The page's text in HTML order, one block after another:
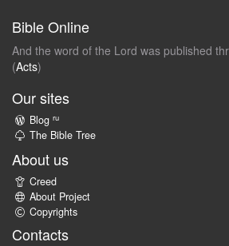
Bible Online
And the word of the Lord was published
(Acts)
Our sites
Blog ru
The Bible Tree
About us
Creed
About Project
Copyrights
Contacts